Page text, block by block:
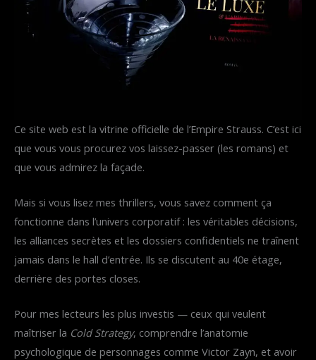
Ce site web est la vitrine officielle de l’Empire Strauss. C’est ici
que vous vous procurez vos laissez-passer (les romans) et
que vous admirez la façade.
Mais si vous lisez mes thrillers, vous savez comment ça
fonctionne dans l’univers corporatif : les véritables décisions,
les alliances secrètes et les dossiers confidentiels ne traînent
jamais dans le hall d’entrée. Ils se discutent au 40e étage,
derrière des portes closes.
Pour mes lecteurs les plus investis — ceux qui veulent
maîtriser la Cold Strategy, comprendre l’anatomie
psychologique de personnages comme Victor Zayn, et avoir